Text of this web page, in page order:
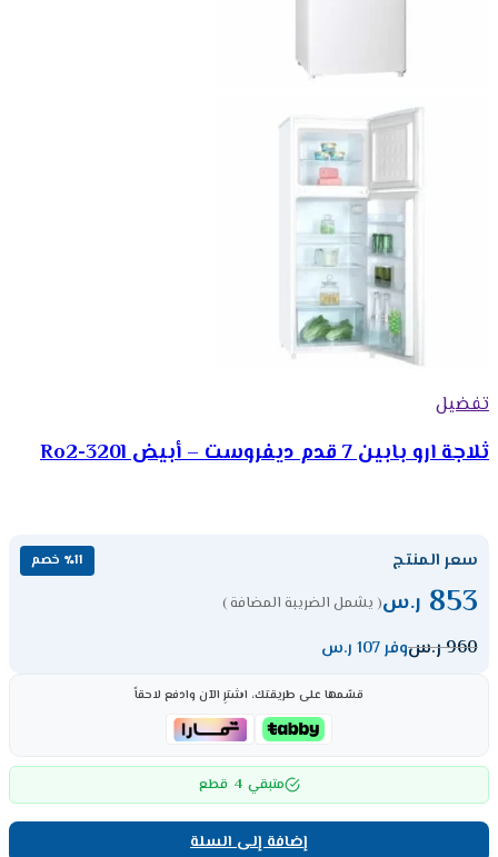
تفضيل
ثلاجة ارو بابين 7 قدم ديفروست – أبيض Ro2-320l
سعر المنتج ٪11 خصم
853 ر.س( يشمل الضريبة المضافة )
960ر.سوفر 107 ر.س
قسّمها على طريقتك، اشترِ الآن وادفع لاحقاً
متبقي 4 قطع
إضافة إلى السلة